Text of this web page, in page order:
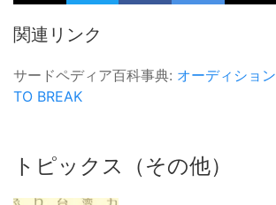
関連リンク
サードペディア百科事典: オーディション
TO BREAK
トピックス（その他）